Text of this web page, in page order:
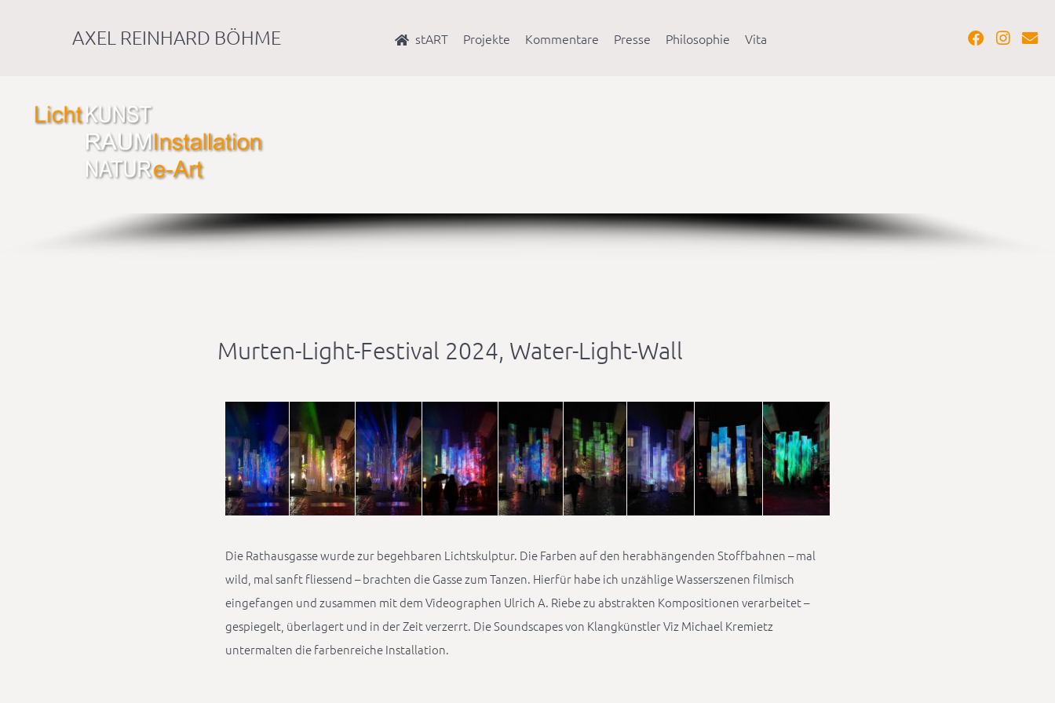
AXEL REINHARD BÖHME stART Projekte Kommentare Presse Philosophie Vita
Murten-Light-Festival 2024, Water-Light-Wall
Die Rathausgasse wurde zur begehbaren Lichtskulptur. Die Farben auf den herabhängenden Stoffbahnen – mal
wild, mal sanft fliessend – brachten die Gasse zum Tanzen. Hierfür habe ich unzählige Wasserszenen filmisch
eingefangen und zusammen mit dem Videographen Ulrich A. Riebe zu abstrakten Kompositionen verarbeitet –
gespiegelt, überlagert und in der Zeit verzerrt. Die Soundscapes von Klangkünstler Viz Michael Kremietz
untermalten die farbenreiche Installation.